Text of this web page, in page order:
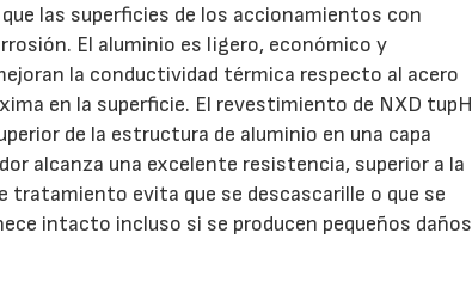
las superficies de los accionamientos con
El aluminio es ligero, económico y
la conductividad térmica respecto al acero
en la superficie. El revestimiento de NXD tupH
de la estructura de aluminio en una capa
alcanza una excelente resistencia, superior a la
tratamiento evita que se descascarille o que se
intacto incluso si se producen pequeños daños